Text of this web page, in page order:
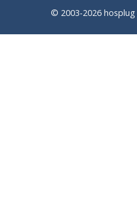
© 2003-2026 hosplug